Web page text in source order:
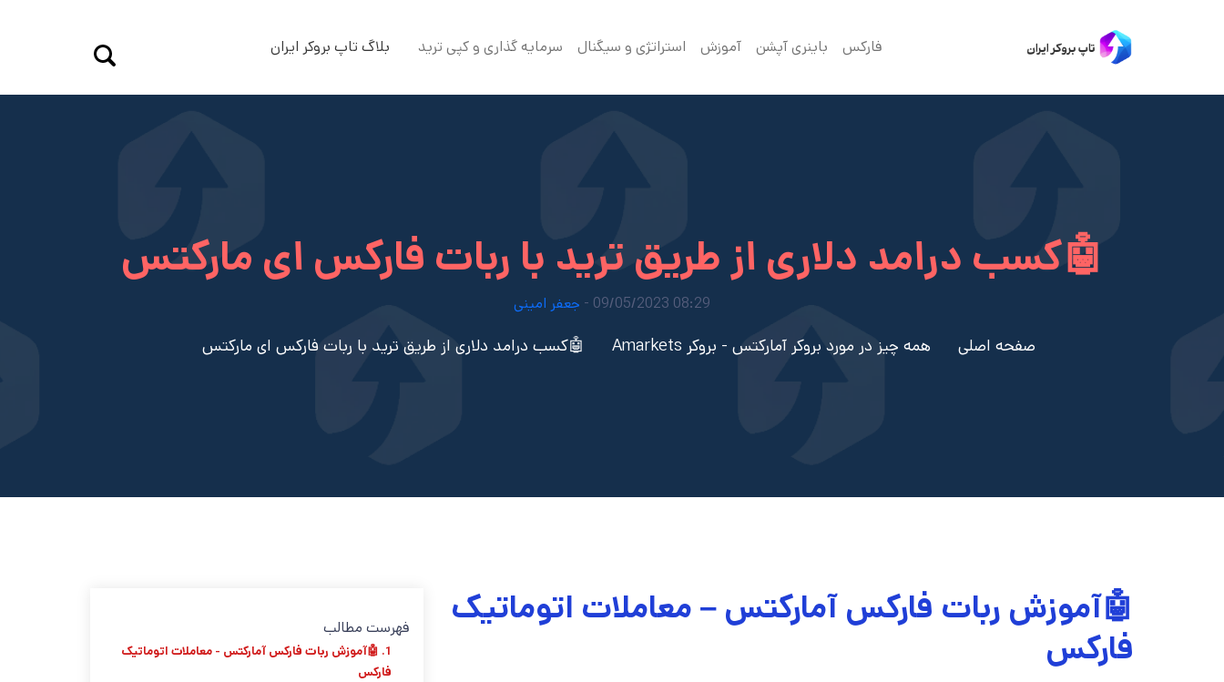
فارکس باینری آپشن آموزش استراتژی و سیگنال سرمایه گذاری و کپی ترید بلاگ تاپ بروکر ایران
🤖کسب درامد دلاری از طریق ترید با ربات فارکس ای مارکتس
08:29 09/05/2023 - جعفر امینی
صفحه اصلی همه چیز در مورد بروکر آمارکتس - بروکر Amarkets 🤖کسب درامد دلاری از طریق ترید با ربات فارکس ای مارکتس
🤖آموزش ربات فارکس آمارکتس – معاملات اتوماتیک
فارکس
فهرست مطالب
1. 🤖آموزش ربات فارکس آمارکتس - معاملات اتوماتیک
فارکس